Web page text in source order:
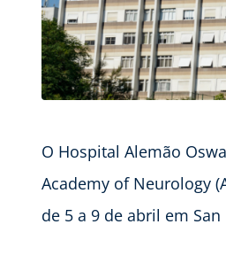
O Hospital Alemão
Academy of Neurology
de 5 a 9 de abril em